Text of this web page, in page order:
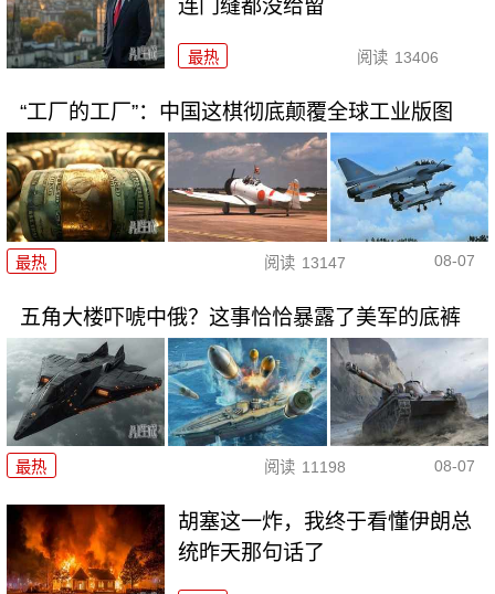
连门缝都没给留
最热 阅读 13406
“工厂的工厂”：中国这棋彻底颠覆全球工业版图
最热 阅读 13147 08-07
五角大楼吓唬中俄？这事恰恰暴露了美军的底裤
最热 阅读 11198 08-07
胡塞这一炸，我终于看懂伊朗总
统昨天那句话了